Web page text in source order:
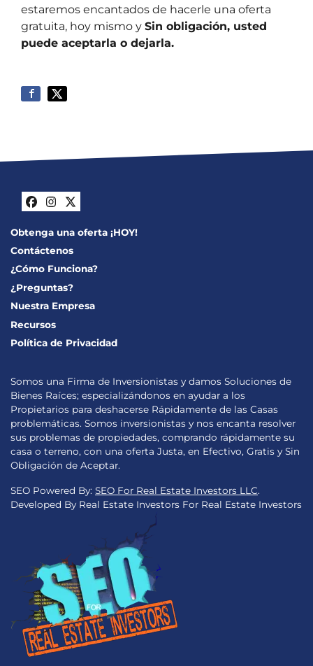
estaremos encantados de hacerle una oferta
gratuita, hoy mismo y Sin obligación, usted
puede aceptarla o dejarla.
Facebook
Instagram
Twitter
Obtenga una oferta ¡HOY!
Contáctenos
¿Cómo Funciona?
¿Preguntas?
Nuestra Empresa
Recursos
Política de Privacidad
Somos una Firma de Inversionistas y damos Soluciones de
Bienes Raíces; especializándonos en ayudar a los
Propietarios para deshacerse Rápidamente de las Casas
problemáticas. Somos inversionistas y nos encanta resolver
sus problemas de propiedades, comprando rápidamente su
casa o terreno, con una oferta Justa, en Efectivo, Gratis y Sin
Obligación de Aceptar.
SEO Powered By: SEO For Real Estate Investors LLC.
Developed By Real Estate Investors For Real Estate Investors